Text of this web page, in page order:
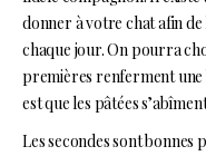
donner à votre chat afin
chaque jour. On pourra
premières renferment une
est que les pâtées
Les secondes sont bonnes